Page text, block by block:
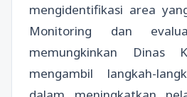
mengidentifikasi area
Monitoring dan
memungkinkan Dinas
mengambil langkah-